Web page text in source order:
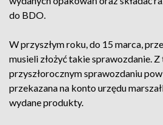
do BDO.
W przyszłym roku, do 15 marca,
musieli złożyć takie sprawozdanie. Z
przyszłorocznym sprawozdaniu
przekazana na konto urzędu
wydane produkty.